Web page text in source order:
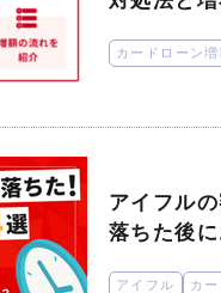
カードローン
アイフル
落ちた後
アイフル カ